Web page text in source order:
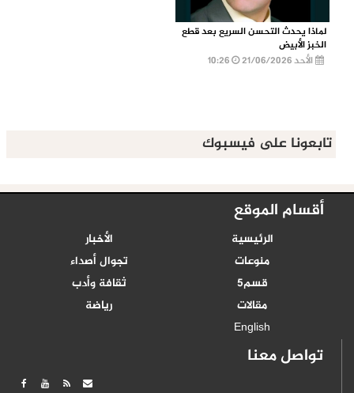
لماذا يحدث التحسن السريع بعد قطع
الخبز الأبيض
الأحد 21/06/2026
تابعونا على فيسبوك
أقسام الموقع
الرئيسية
الأخبار
منوعات
تجوال أصداء
قسم5
ثقافة وأدب
مقالات
رياضة
English
تواصل معنا